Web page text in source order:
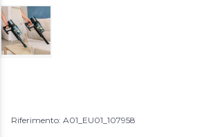
Riferimento: A01_EU01_107958